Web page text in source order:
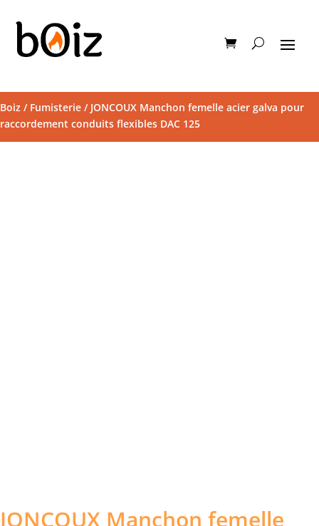
Boiz / Fumisterie / JONCOUX Manchon femelle acier galva pour
raccordement conduits flexibles DAC 125
JONCOUX Manchon femelle